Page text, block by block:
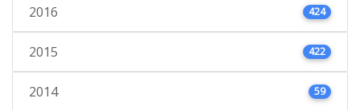
2016 424
2015 422
2014 59